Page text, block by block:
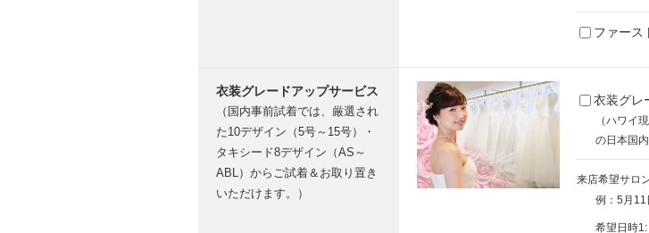
ファース
衣装グレードアップサービス
（国内事前試着では、厳選され
た10デザイン（5号～15号）・
タキシード8デザイン（AS～
ABL）からご試着＆お取り置き
いただけます。）
衣装グレ
（ハワイ
の日本国内
来店希望サロ
例：5月
希望日時1: